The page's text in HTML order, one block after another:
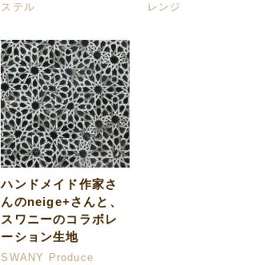
ステル
レンジ
ハンドメイド作家さ
んのneige+さんと、
スワニーのコラボレ
ーション生地
SWANY Produce